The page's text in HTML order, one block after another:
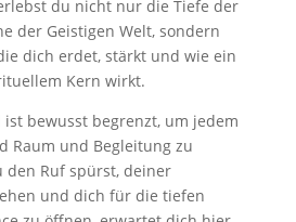
du nicht nur die Tiefe der
der Geistigen Welt, sondern
dich erdet, stärkt und wie ein
Kern wirkt.
bewusst begrenzt, um jedem
Raum und Begleitung zu
den Ruf spürst, deiner
und dich für die tiefen